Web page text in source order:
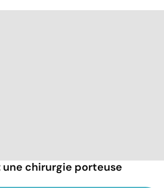
une chirurgie porteuse